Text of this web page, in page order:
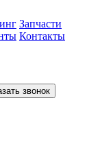
Запчасти
Контакты
звонок